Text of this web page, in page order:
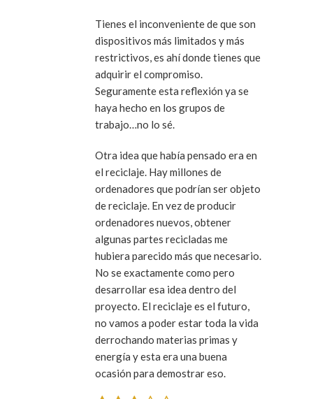
Tienes el inconveniente de que son
dispositivos más limitados y más
restrictivos, es ahí donde tienes que
adquirir el compromiso.
Seguramente esta reflexión ya se
haya hecho en los grupos de
trabajo…no lo sé.
Otra idea que había pensado era en
el reciclaje. Hay millones de
ordenadores que podrían ser objeto
de reciclaje. En vez de producir
ordenadores nuevos, obtener
algunas partes recicladas me
hubiera parecido más que necesario.
No se exactamente como pero
desarrollar esa idea dentro del
proyecto. El reciclaje es el futuro,
no vamos a poder estar toda la vida
derrochando materias primas y
energía y esta era una buena
ocasión para demostrar eso.